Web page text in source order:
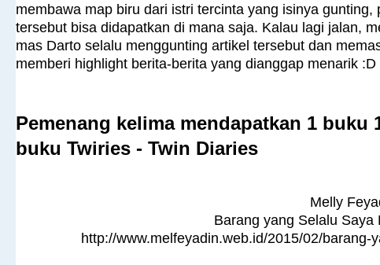
membawa map biru dari istri tercinta yang isinya
tersebut bisa didapatkan di mana saja. Kalau lagi jalan,
mas Darto selalu menggunting artikel tersebut dan
memberi highlight berita-berita yang dianggap menarik :D
Pemenang kelima mendapatkan 1 buku
buku Twiries - Twin Diaries
Melly
Barang yang Selalu Saya
http://www.melfeyadin.web.id/2015/02/